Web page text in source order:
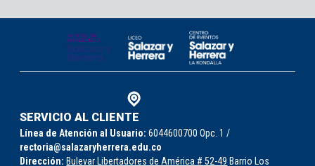
SERVICIO AL CLIENTE
Línea de Atención al Usuario: 6044600700 Opc. 1 /
rectoria@salazaryherrera.edu.co
Dirección: Bulevar Libertadores de América # 52-49 Barrio Los